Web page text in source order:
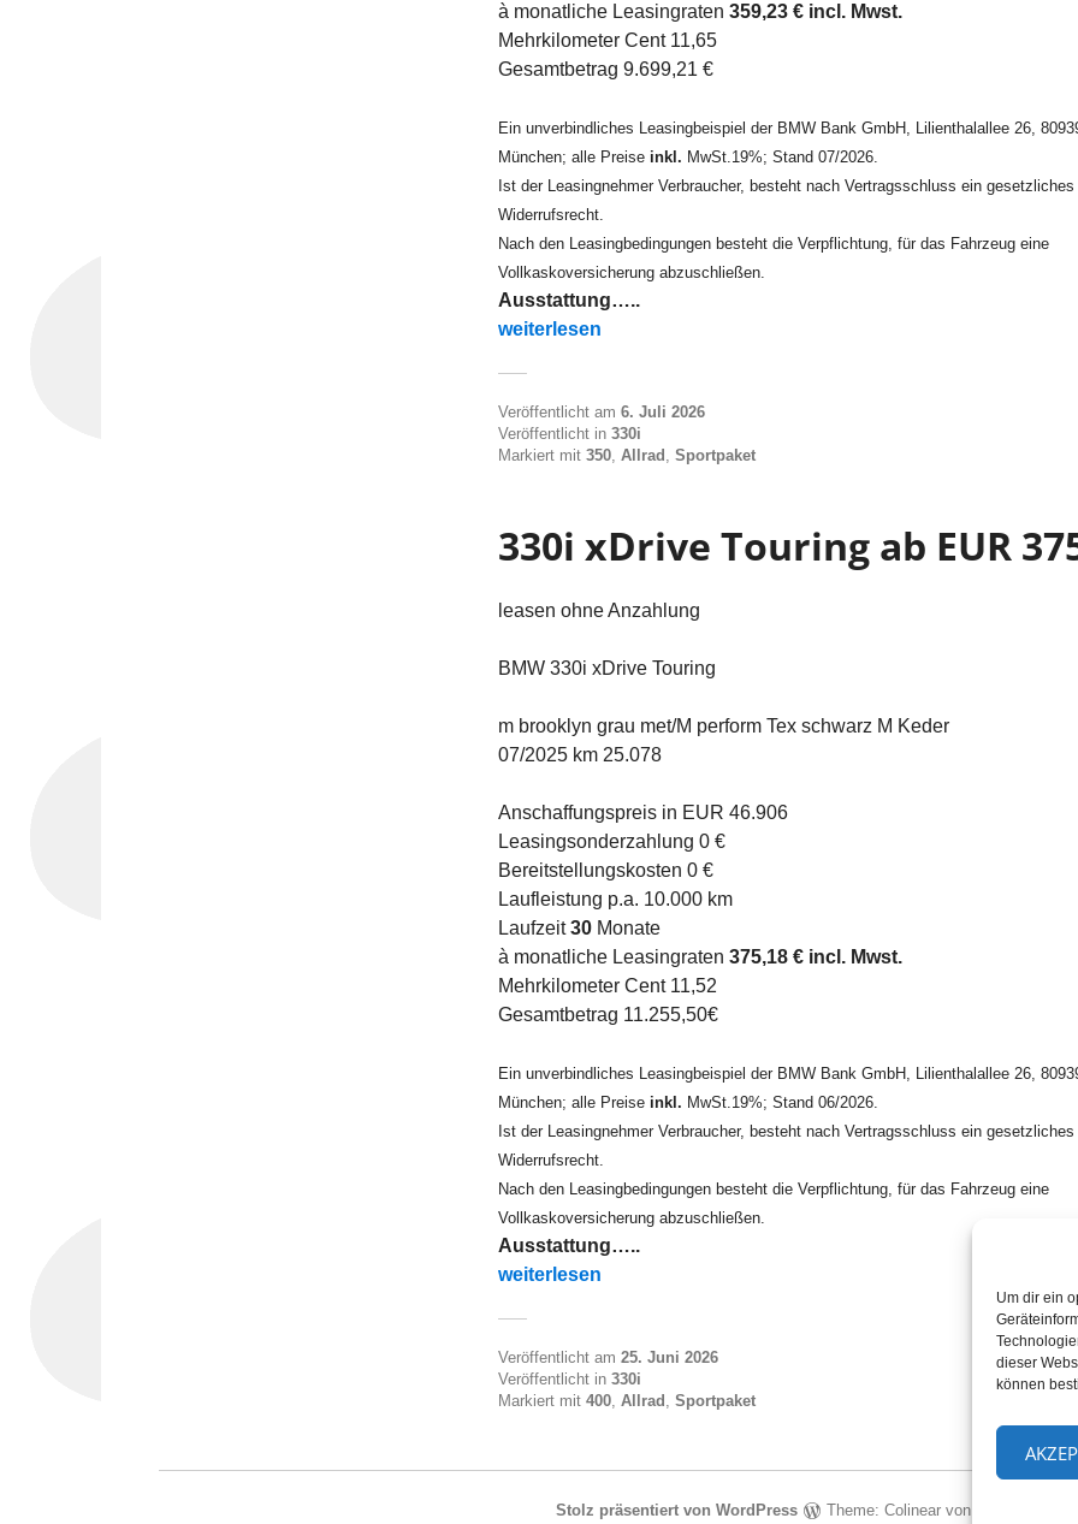
Um dir ein
dieser
können
à monatliche Leasingraten 359,23 € incl. Mwst.
Mehrkilometer Cent 11,65
Gesamtbetrag 9.699,21 €
Ein unverbindliches Leasingbeispiel der BMW Bank GmbH, Lilienthalallee 26,
München; alle Preise inkl. MwSt.19%; Stand 07/2026.
Ist der Leasingnehmer Verbraucher, besteht nach Vertragsschluss ein gesetzliches
Widerrufsrecht.
Nach den Leasingbedingungen besteht die Verpflichtung, für das Fahrzeug eine
Vollkaskoversicherung abzuschließen.
Ausstattung…..
„330i xDrive Touring ab EUR 360“
weiterlesen
Veröffentlicht am 6. Juli 2026
Veröffentlicht in 330i
Markiert mit 350, Allrad , Sportpaket
330i xDrive Touring ab EUR
leasen ohne Anzahlung
BMW 330i xDrive Touring
m brooklyn grau met/M perform Tex schwarz M Keder
07/2025 km 25.078
Anschaffungspreis in EUR 46.906
Leasingsonderzahlung 0 €
Bereitstellungskosten 0 €
Laufleistung p.a. 10.000 km
Laufzeit30 Monate
à monatliche Leasingraten 375,18 € incl. Mwst.
Mehrkilometer Cent 11,52
Gesamtbetrag 11.255,50€
Ein unverbindliches Leasingbeispiel der BMW Bank GmbH, Lilienthalallee 26,
München; alle Preise inkl. MwSt.19%; Stand 06/2026.
Ist der Leasingnehmer Verbraucher, besteht nach Vertragsschluss ein gesetzliches
Widerrufsrecht.
Nach den Leasingbedingungen besteht die Verpflichtung, für das Fahrzeug eine
Vollkaskoversicherung abzuschließen.
Ausstattung…..
„330i xDrive Touring ab EUR 375“
weiterlesen
Veröffentlicht am 25. Juni 2026
Veröffentlicht in 330i
Markiert mit 400, Allrad , Sportpaket
Stolz präsentiert von WordPress Theme: Colinear von